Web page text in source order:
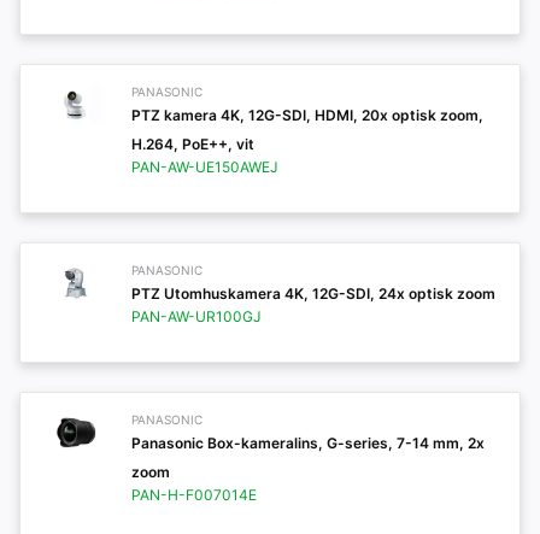
PANASONIC
PTZ kamera 4K, 12G-SDI, HDMI, 20x optisk zoom,
H.264, PoE++, vit
PAN-AW-UE150AWEJ
PANASONIC
PTZ Utomhuskamera 4K, 12G-SDI, 24x optisk zoom
PAN-AW-UR100GJ
PANASONIC
Panasonic Box-kameralins, G-series, 7-14 mm, 2x
zoom
PAN-H-F007014E